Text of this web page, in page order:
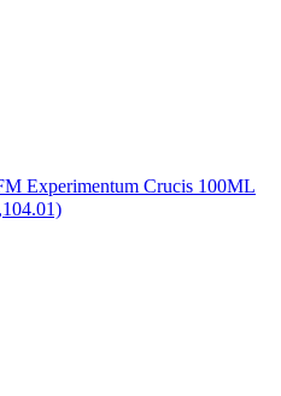
Experimentum Crucis 100ML